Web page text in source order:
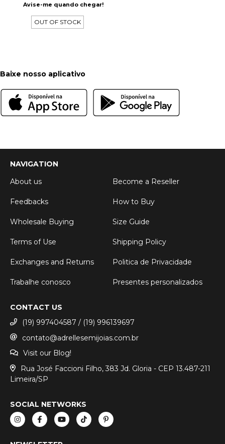
Avise-me quando chegar!
OUT OF STOCK
Baixe nosso aplicativo
NAVIGATION
About us
Become a Reseller
Feedbacks How to Buy
Wholesale Buying Size Guide
Terms of Use Shipping Policy
Exchanges and Returns Politica de Privacidade
Trabalhe conosco Presentes personalizados
CONTACT US
(19) 997404587 / (19) 996139697
contato@adrellesemijoias.com.br
Visit our Blog!
Rua José Faccioni Filho, 383 Jd. Gloria - CEP 13.487-211
Limeira/SP
SOCIAL NETWORKS